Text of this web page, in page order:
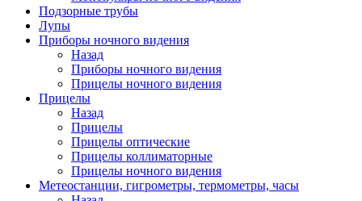
Подзорные трубы
Лупы
Приборы ночного видения
Назад
Приборы ночного видения
Прицелы ночного видения
Прицелы
Назад
Прицелы
Прицелы оптические
Прицелы коллиматорные
Прицелы ночного видения
Метеостанции, гигрометры, термометры, часы